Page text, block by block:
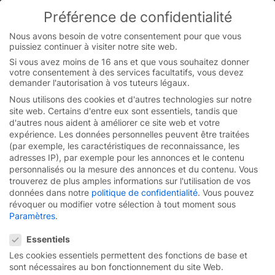
You are currently on the French website.
Switch to the English version.
Skip
content
Page d’accueil
Portes de qualité du
Préférence de confidentialité
Nous avons besoin de votre consentement pour que vous
puissiez continuer à visiter notre site web.
Si vous avez moins de 16 ans et que vous souhaitez donner
votre consentement à des services facultatifs, vous devez
demander l'autorisation à vos tuteurs légaux.
Nous utilisons des cookies et d'autres technologies sur notre
site web. Certains d'entre eux sont essentiels, tandis que
d'autres nous aident à améliorer ce site web et votre
expérience. Les données personnelles peuvent être traitées
(par exemple, les caractéristiques de reconnaissance, les
adresses IP), par exemple pour les annonces et le contenu
personnalisés ou la mesure des annonces et du contenu. Vous
trouverez de plus amples informations sur l'utilisation de vos
données dans notre politique de confidentialité. Vous pouvez
révoquer ou modifier votre sélection à tout moment sous
Paramètres.
Essentiels
Les cookies essentiels permettent des fonctions de base et
sont nécessaires au bon fonctionnement du site Web.